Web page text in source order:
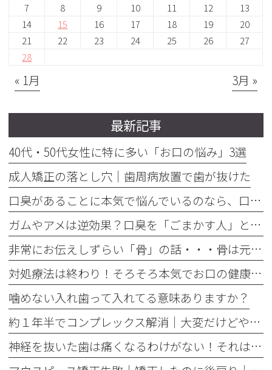
7
8 9 10 11 12
13
14
15 16 17 18 19
20
21
22 23 24 25 26
27
28
« 1月 3月 »
最新記事
40代・50代女性に特に多い「お口の悩み」3選
成人矯正の落とし穴｜歯周病放置で歯が抜けた
口臭があることに本気で悩んでいるのなら、口臭を本気で治そう
ガムやアメは逆効果？口臭を「ごまかす人」と「治す人」の決定的な違い
非常にお伝えしずらい「骨」の話・・・骨は元には戻せない？
対処療法は終わり！そろそろ本気でお口の健康とは何かを考えませんか
噛めない入れ歯って入れてる意味ありますか？
約１年半でコンプレックス解消｜大変だけどやって良かった歯の矯正治療
神経を抜いた歯は痛くなるわけがない！それは嘘です